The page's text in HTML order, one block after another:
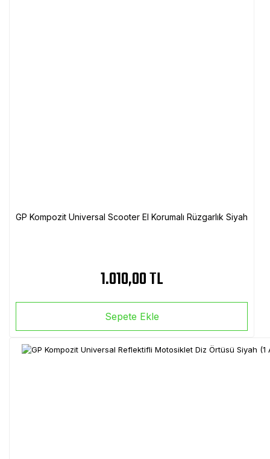
GP Kompozit Universal Scooter El Korumalı Rüzgarlık Siyah
1.010,00 TL
Sepete Ekle